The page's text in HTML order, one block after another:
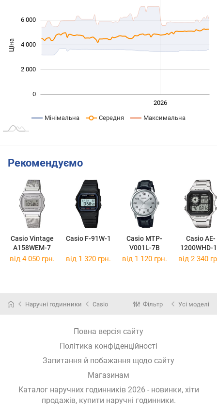
Ціна 1 000
0
2 000
4 000
6 000
2026
Мінімальна Середня Максимальна
Рекомендуємо
Casio Vintage
A158WEM-7
Casio F-91W-1
Casio MTP-
V001L-7B
Casio AE-
1200WHD-
від 4 050 грн. від 1 320 грн. від 1 120 грн. від 2 340
Наручні годинники Casio Фільтр Усі моделі
Повна версія сайту
Політика конфіденційності
Запитання й побажання щодо сайту
Магазинам
Каталог наручних годинників 2026 - новинки, хіти
продажів, купити наручні годинники.